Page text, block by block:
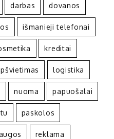
darbas dovanos
išmanieji telefonai
kreditai
logistika
nuoma papuošalai
paskolos
reklama